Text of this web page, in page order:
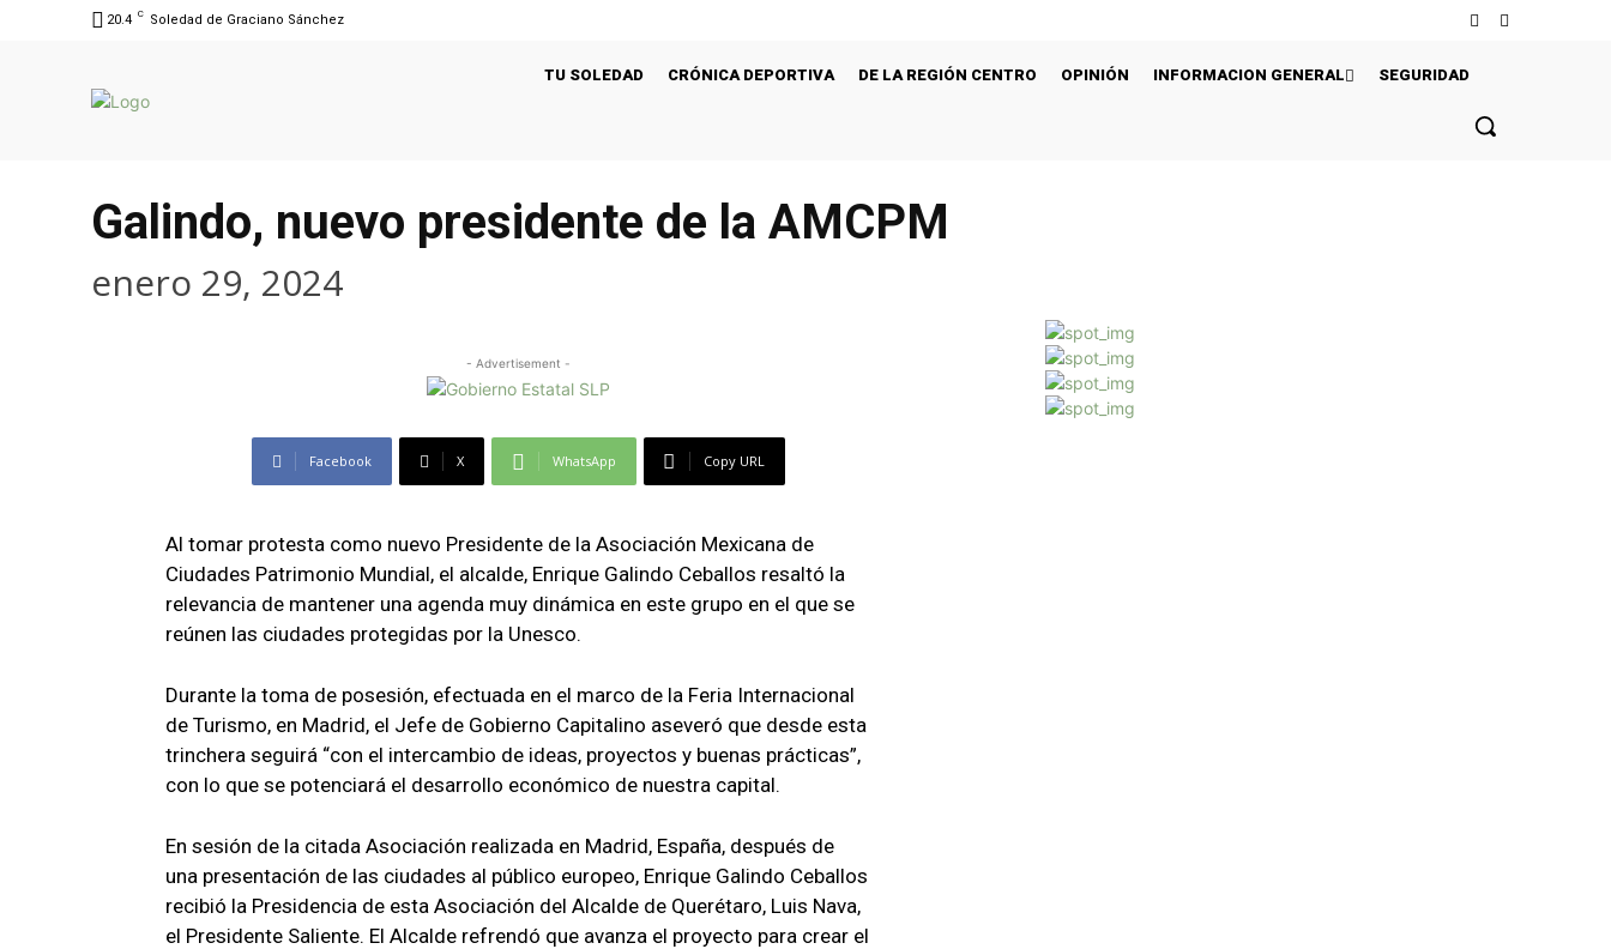
20.4 C Soledad de Graciano Sánchez
TU SOLEDAD CRÓNICA DEPORTIVA DE LA REGIÓN CENTRO OPINIÓN INFORMACION GENERAL SEGURIDAD
Galindo, nuevo presidente de la AMCPM
enero 29, 2024
- Advertisement -
Facebook X WhatsApp Copy URL
Al tomar protesta como nuevo Presidente de la Asociación Mexicana de
Ciudades Patrimonio Mundial, el alcalde, Enrique Galindo Ceballos resaltó la
relevancia de mantener una agenda muy dinámica en este grupo en el que se
reúnen las ciudades protegidas por la Unesco.
Durante la toma de posesión, efectuada en el marco de la Feria Internacional
de Turismo, en Madrid, el Jefe de Gobierno Capitalino aseveró que desde esta
trinchera seguirá “con el intercambio de ideas, proyectos y buenas prácticas”,
con lo que se potenciará el desarrollo económico de nuestra capital.
En sesión de la citada Asociación realizada en Madrid, España, después de
una presentación de las ciudades al público europeo, Enrique Galindo Ceballos
recibió la Presidencia de esta Asociación del Alcalde de Querétaro, Luis Nava,
el Presidente Saliente. El Alcalde refrendó que avanza el proyecto para crear el